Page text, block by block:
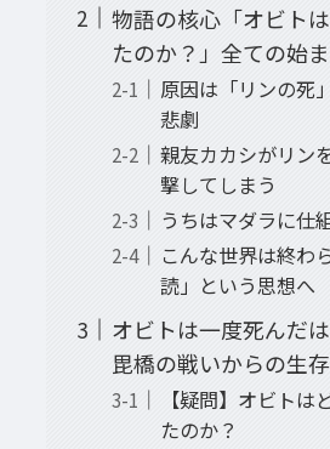
物語の核心「オビト
たのか？」全ての始
原因は「リンの死
悲劇
親友カカシがリン
撃してしまう
うちはマダラに仕
こんな世界は終わ
読」という思想へ
オビトは一度死んだ
毘橋の戦いからの生
【疑問】オビトは
たのか？